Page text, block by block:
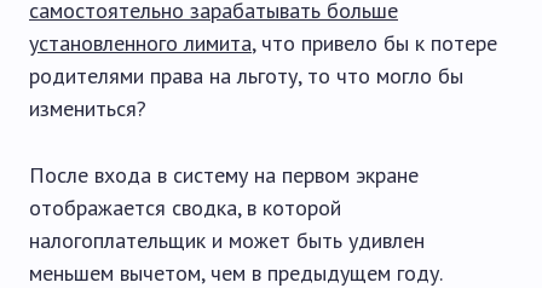
самостоятельно зарабатывать больше
установленного лимита, что привело бы к потере
родителями права на льготу, то что могло бы
измениться?
После входа в систему на первом экране
отображается сводка, в которой
налогоплательщик и может быть удивлен
меньшем вычетом, чем в предыдущем году.